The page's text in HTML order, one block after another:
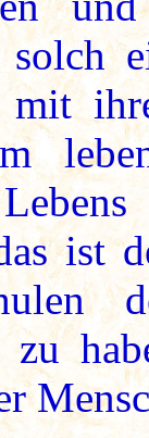
mit
ist
zu